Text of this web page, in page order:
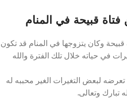
قبيحة في المنام
وكان يتزوجها في المنام قد تكون
في حياته خلال تلك الفترة والله
لبعض التغيرات الغير محببه له
تبارك وتعالى.